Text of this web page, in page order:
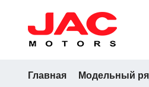
Главная Модельный